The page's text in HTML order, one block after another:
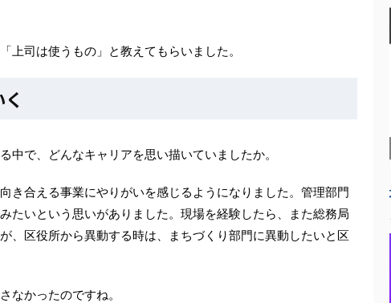
司は使うもの」と教えてもらいました。
中で、どんなキャリアを思い描いていましたか。
き合える事業にやりがいを感じるようになりました。管理部門
たいという思いがありました。現場を経験したら、また総務局
、区役所から異動する時は、まちづくり部門に異動したいと区
なかったのですね。